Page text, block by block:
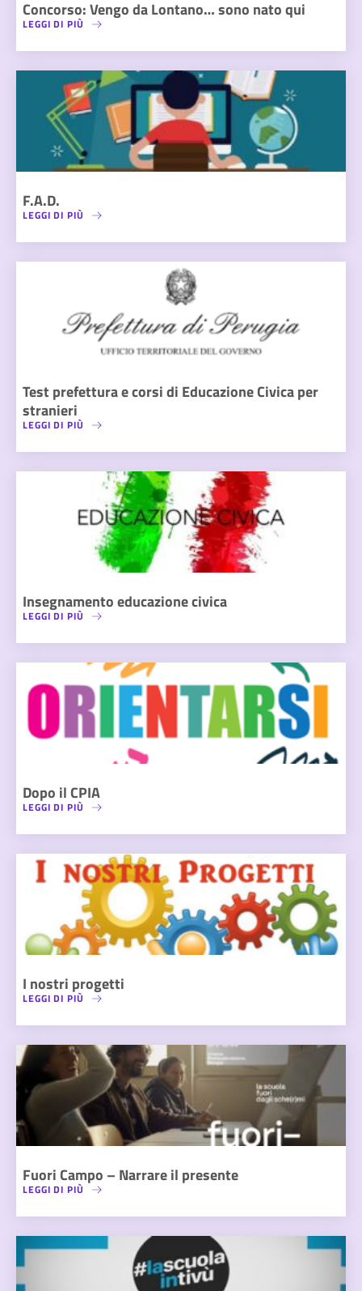
Concorso: Vengo da Lontano… sono nato qui
LEGGI DI PIÙ
F.A.D.
LEGGI DI PIÙ
Test prefettura e corsi di Educazione Civica per
stranieri
LEGGI DI PIÙ
Insegnamento educazione civica
LEGGI DI PIÙ
Dopo il CPIA
LEGGI DI PIÙ
I nostri progetti
LEGGI DI PIÙ
Fuori Campo – Narrare il presente
LEGGI DI PIÙ